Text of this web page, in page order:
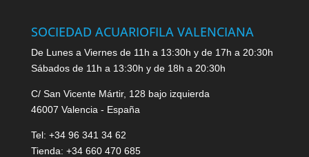
SOCIEDAD ACUARIOFILA VALENCIANA
De Lunes a Viernes de 11h a 13:30h y de 17h a 20:30h
Sábados de 11h a 13:30h y de 18h a 20:30h
C/ San Vicente Mártir, 128 bajo izquierda
46007 Valencia - España
Tel: +34 96 341 34 62
Tienda: +34 660 470 685